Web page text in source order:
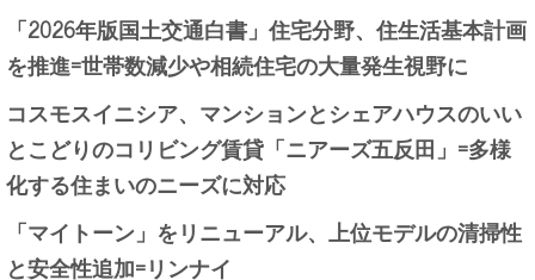
「2026年版国土交通白書」住宅分野、住生活基本計画
を推進=世帯数減少や相続住宅の大量発生視野に
コスモスイニシア、マンションとシェアハウスのいい
とこどりのコリビング賃貸「ニアーズ五反田」=多様
化する住まいのニーズに対応
「マイトーン」をリニューアル、上位モデルの清掃性
と安全性追加=リンナイ